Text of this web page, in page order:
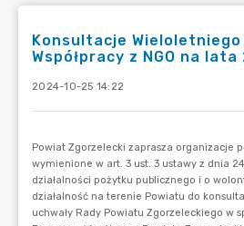
Konsultacje Wieloletniego
Współpracy z NGO na
2024-10-25 14:22